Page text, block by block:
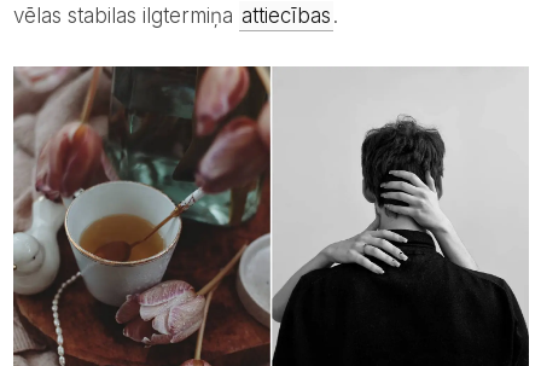
vēlas stabilas ilgtermiņa attiecības .